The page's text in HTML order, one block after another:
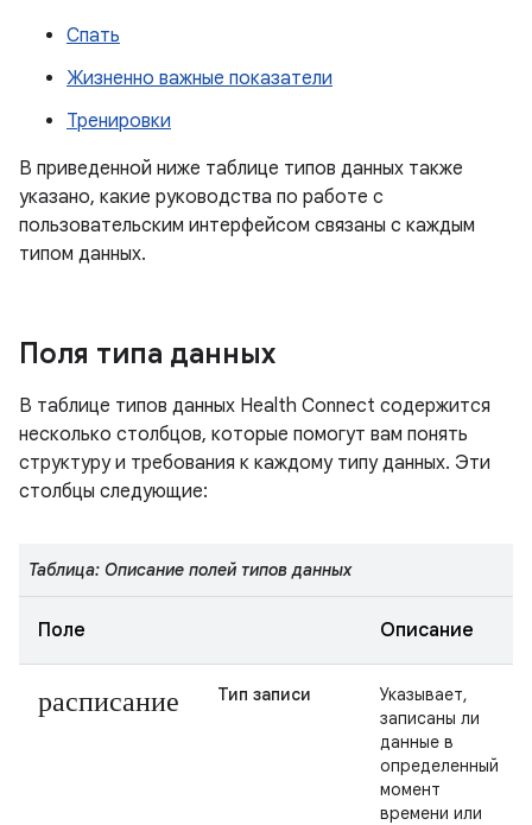
Спать
Жизненно важные показатели
Тренировки
В приведенной ниже таблице типов данных также
указано, какие руководства по работе с
пользовательским интерфейсом связаны с каждым
типом данных.
Поля типа данных
В таблице типов данных Health Connect содержится
несколько столбцов, которые помогут вам понять
структуру и требования к каждому типу данных. Эти
столбцы следующие:
Таблица: Описание полей типов данных
Поле Описание
расписание Тип записи
Указывает,
записаны ли
данные в
определенный
момент
времени или